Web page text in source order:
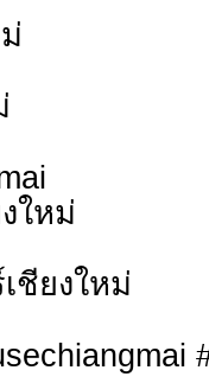
ใหม่
ชียงใหม่